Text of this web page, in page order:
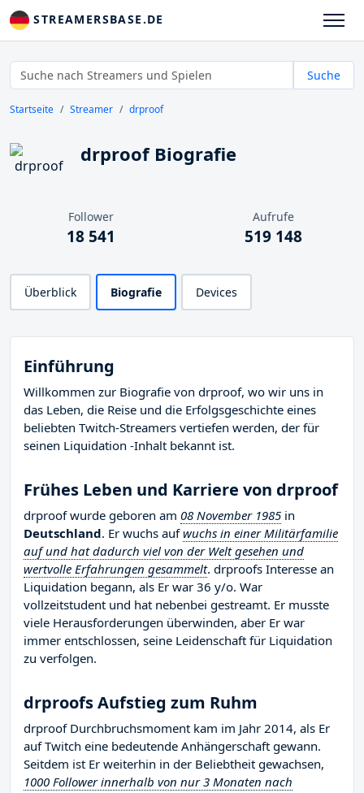
STREAMERSBASE.DE
Suche
Startseite Streamer drproof
drproof Biografie
Follower
18 541
Aufrufe
519 148
Überblick Biografie Devices
Einführung
Willkommen zur Biografie von drproof, wo wir uns in
das Leben, die Reise und die Erfolgsgeschichte eines
beliebten Twitch-Streamers vertiefen werden, der für
seinen Liquidation -Inhalt bekannt ist.
Frühes Leben und Karriere von drproof
drproof wurde geboren am 08 November 1985 in
Deutschland. Er wuchs aufwuchs in einer Militärfamilie
auf und hat dadurch viel von der Welt gesehen und
wertvolle Erfahrungen gesammelt. drproofs Interesse an
Liquidation begann, als Er war 36 y/o. War
vollzeitstudent und hat nebenbei gestreamt. Er musste
viele Herausforderungen überwinden, aber Er war
immer entschlossen, seine Leidenschaft für Liquidation
zu verfolgen.
drproofs Aufstieg zum Ruhm
drproof Durchbruchsmoment kam im Jahr 2014, als Er
auf Twitch eine bedeutende Anhängerschaft gewann.
Seitdem ist Er weiterhin in der Beliebtheit gewachsen,
1000 Follower innerhalb von nur 3 Monaten nach